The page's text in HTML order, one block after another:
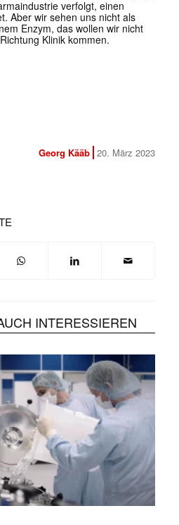
verfolgt, einen
Aber wir sehen uns nicht als
Enzym, das wollen wir nicht
Klinik kommen.
Georg Kääb 20. März 2023
INTERESSIEREN